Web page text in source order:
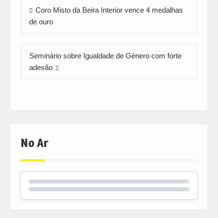
Navegação
de
Coro Misto da Beira Interior vence 4 medalhas
de ouro
Seminário sobre Igualdade de Género com forte
adesão
No Ar